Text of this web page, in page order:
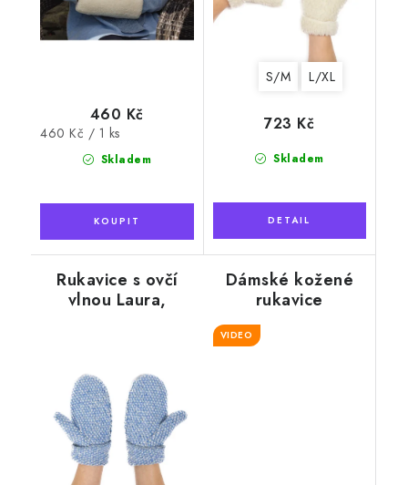
Skladem
460 Kč
Měrná
460 Kč / 1 ks
S/M L/XL
Skladem
723 Kč
Rukavice s ovčí
vlnou Laura,
Dámské kožené
rukavice
"Exclusive", tmavě
hnědé s kožešinou
VIDEO